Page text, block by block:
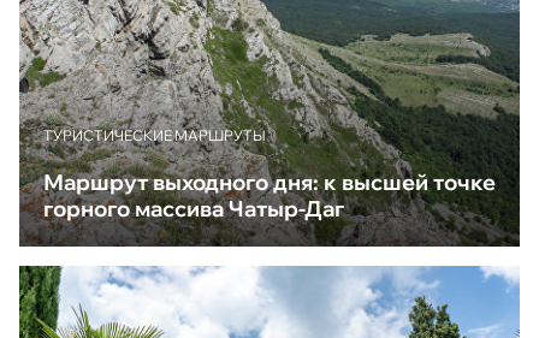
ТУРИСТИЧЕСКИЕ МАРШРУТЫ
Маршрут выходного дня: к высшей точке
горного массива Чатыр-Даг